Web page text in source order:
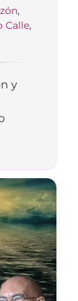
,
Calle,
y